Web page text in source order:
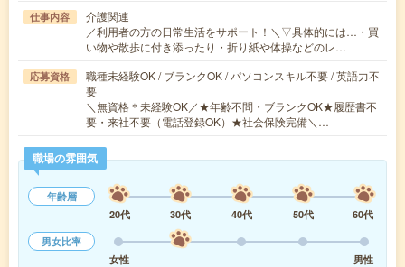
仕事内容
介護関連
／利用者の方の日常生活をサポート！＼▽具体的には…・買
い物や散歩に付き添ったり・折り紙や体操などのレ…
応募資格
職種未経験OK / ブランクOK / パソコンスキル不要 / 英語力不
要
＼無資格＊未経験OK／★年齢不問・ブランクOK★履歴書不
要・来社不要（電話登録OK）★社会保険完備＼…
職場の雰囲気
年齢層
20代
30代 40代 50代
60代
男女比率
女性
男性